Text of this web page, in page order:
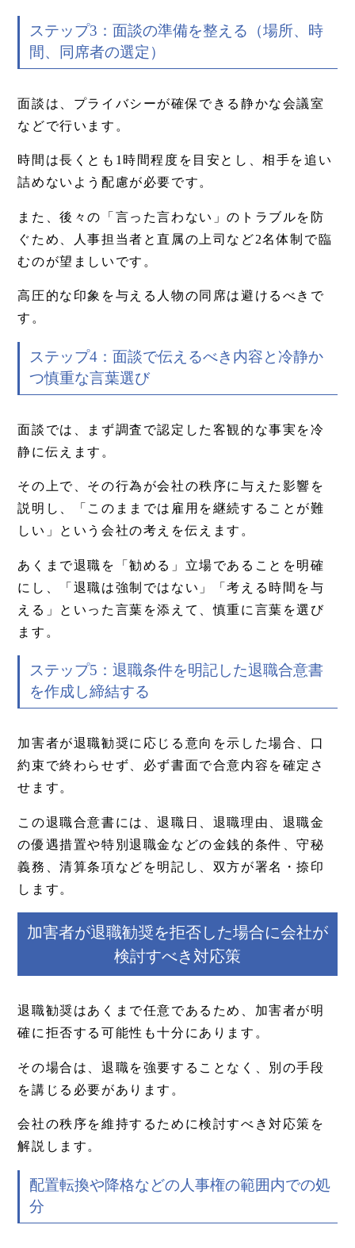
ステップ3：面談の準備を整える（場所、時
間、同席者の選定）
面談は、プライバシーが確保できる静かな会議室
などで行います。
時間は長くとも1時間程度を目安とし、相手を追い
詰めないよう配慮が必要です。
また、後々の「言った言わない」のトラブルを防
ぐため、人事担当者と直属の上司など2名体制で臨
むのが望ましいです。
高圧的な印象を与える人物の同席は避けるべきで
す。
ステップ4：面談で伝えるべき内容と冷静か
つ慎重な言葉選び
面談では、まず調査で認定した客観的な事実を冷
静に伝えます。
その上で、その行為が会社の秩序に与えた影響を
説明し、「このままでは雇用を継続することが難
しい」という会社の考えを伝えます。
あくまで退職を「勧める」立場であることを明確
にし、「退職は強制ではない」「考える時間を与
える」といった言葉を添えて、慎重に言葉を選び
ます。
ステップ5：退職条件を明記した退職合意書
を作成し締結する
加害者が退職勧奨に応じる意向を示した場合、口
約束で終わらせず、必ず書面で合意内容を確定さ
せます。
この退職合意書には、退職日、退職理由、退職金
の優遇措置や特別退職金などの金銭的条件、守秘
義務、清算条項などを明記し、双方が署名・捺印
します。
加害者が退職勧奨を拒否した場合に会社が
検討すべき対応策
退職勧奨はあくまで任意であるため、加害者が明
確に拒否する可能性も十分にあります。
その場合は、退職を強要することなく、別の手段
を講じる必要があります。
会社の秩序を維持するために検討すべき対応策を
解説します。
配置転換や降格などの人事権の範囲内での処
分